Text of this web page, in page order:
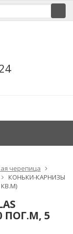
черепица
КОНЬКИ-КАРНИЗЫ
КВ.М)
ПОГ.М, 5